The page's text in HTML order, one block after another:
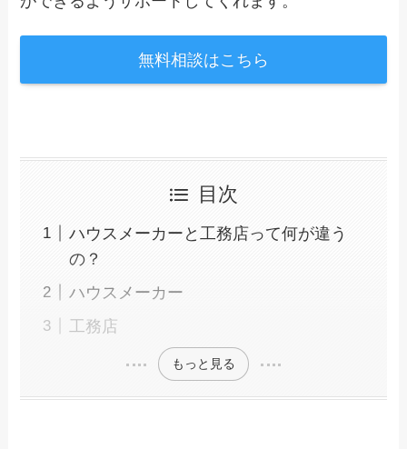
無料相談はこちら
目次
ハウスメーカーと工務店って何が違う
の？
ハウスメーカー
工務店
もっと見る